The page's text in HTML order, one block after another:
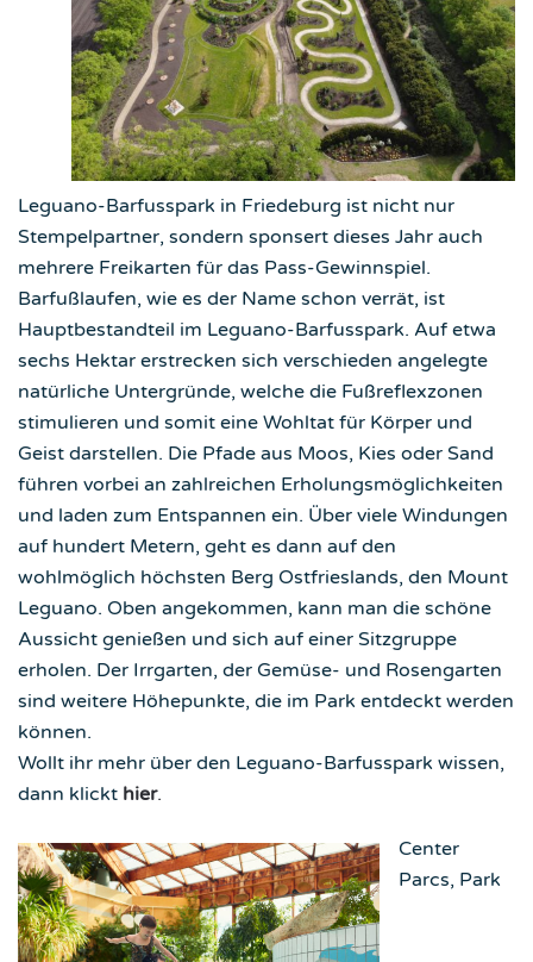
Leguano-Barfusspark in Friedeburg ist nicht nur
Stempelpartner, sondern sponsert dieses Jahr auch
mehrere Freikarten für das Pass-Gewinnspiel.
Barfußlaufen, wie es der Name schon verrät, ist
Hauptbestandteil im Leguano-Barfusspark. Auf etwa
sechs Hektar erstrecken sich verschieden angelegte
natürliche Untergründe, welche die Fußreflexzonen
stimulieren und somit eine Wohltat für Körper und
Geist darstellen. Die Pfade aus Moos, Kies oder Sand
führen vorbei an zahlreichen Erholungsmöglichkeiten
und laden zum Entspannen ein. Über viele Windungen
auf hundert Metern, geht es dann auf den
wohlmöglich höchsten Berg Ostfrieslands, den Mount
Leguano. Oben angekommen, kann man die schöne
Aussicht genießen und sich auf einer Sitzgruppe
erholen. Der Irrgarten, der Gemüse- und Rosengarten
sind weitere Höhepunkte, die im Park entdeckt werden
können.
Wollt ihr mehr über den Leguano-Barfusspark wissen,
dann klickt hier.
Center
Parcs, Park